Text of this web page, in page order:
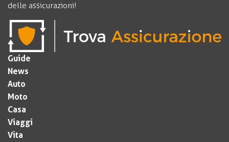
delle assicurazioni!
Guide
News
Auto
Moto
Casa
Viaggi
Vita